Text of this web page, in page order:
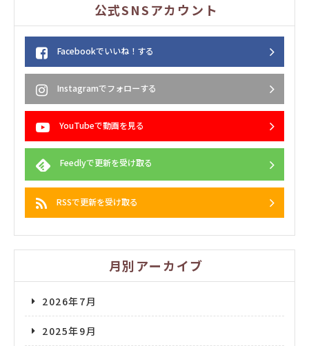
公式SNSアカウント
Facebookでいいね！する
Instagramでフォローする
YouTubeで動画を見る
Feedlyで更新を受け取る
RSSで更新を受け取る
月別アーカイブ
2026年7月
2025年9月